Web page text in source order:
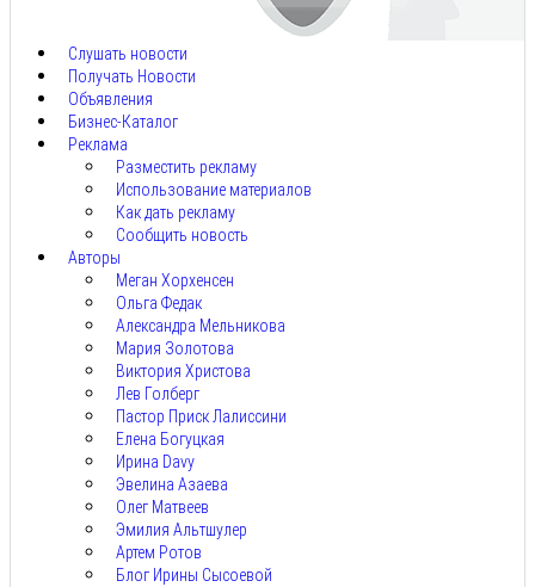
Слушать новости
Получать Новости
Объявления
Бизнес-Каталог
Реклама
Разместить рекламу
Использование материалов
Как дать рекламу
Сообщить новость
Авторы
Меган Хорхенсен
Ольга Федак
Александра Мельникова
Мария Золотова
Виктория Христова
Лев Голберг
Пастор Приск Лалиссини
Елена Богуцкая
Ирина Davy
Эвелина Азаева
Олег Матвеев
Эмилия Альтшулер
Артем Ротов
Блог Ирины Сысоевой